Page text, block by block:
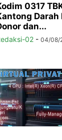
0317
Darah
dan...
02 - 04/08/